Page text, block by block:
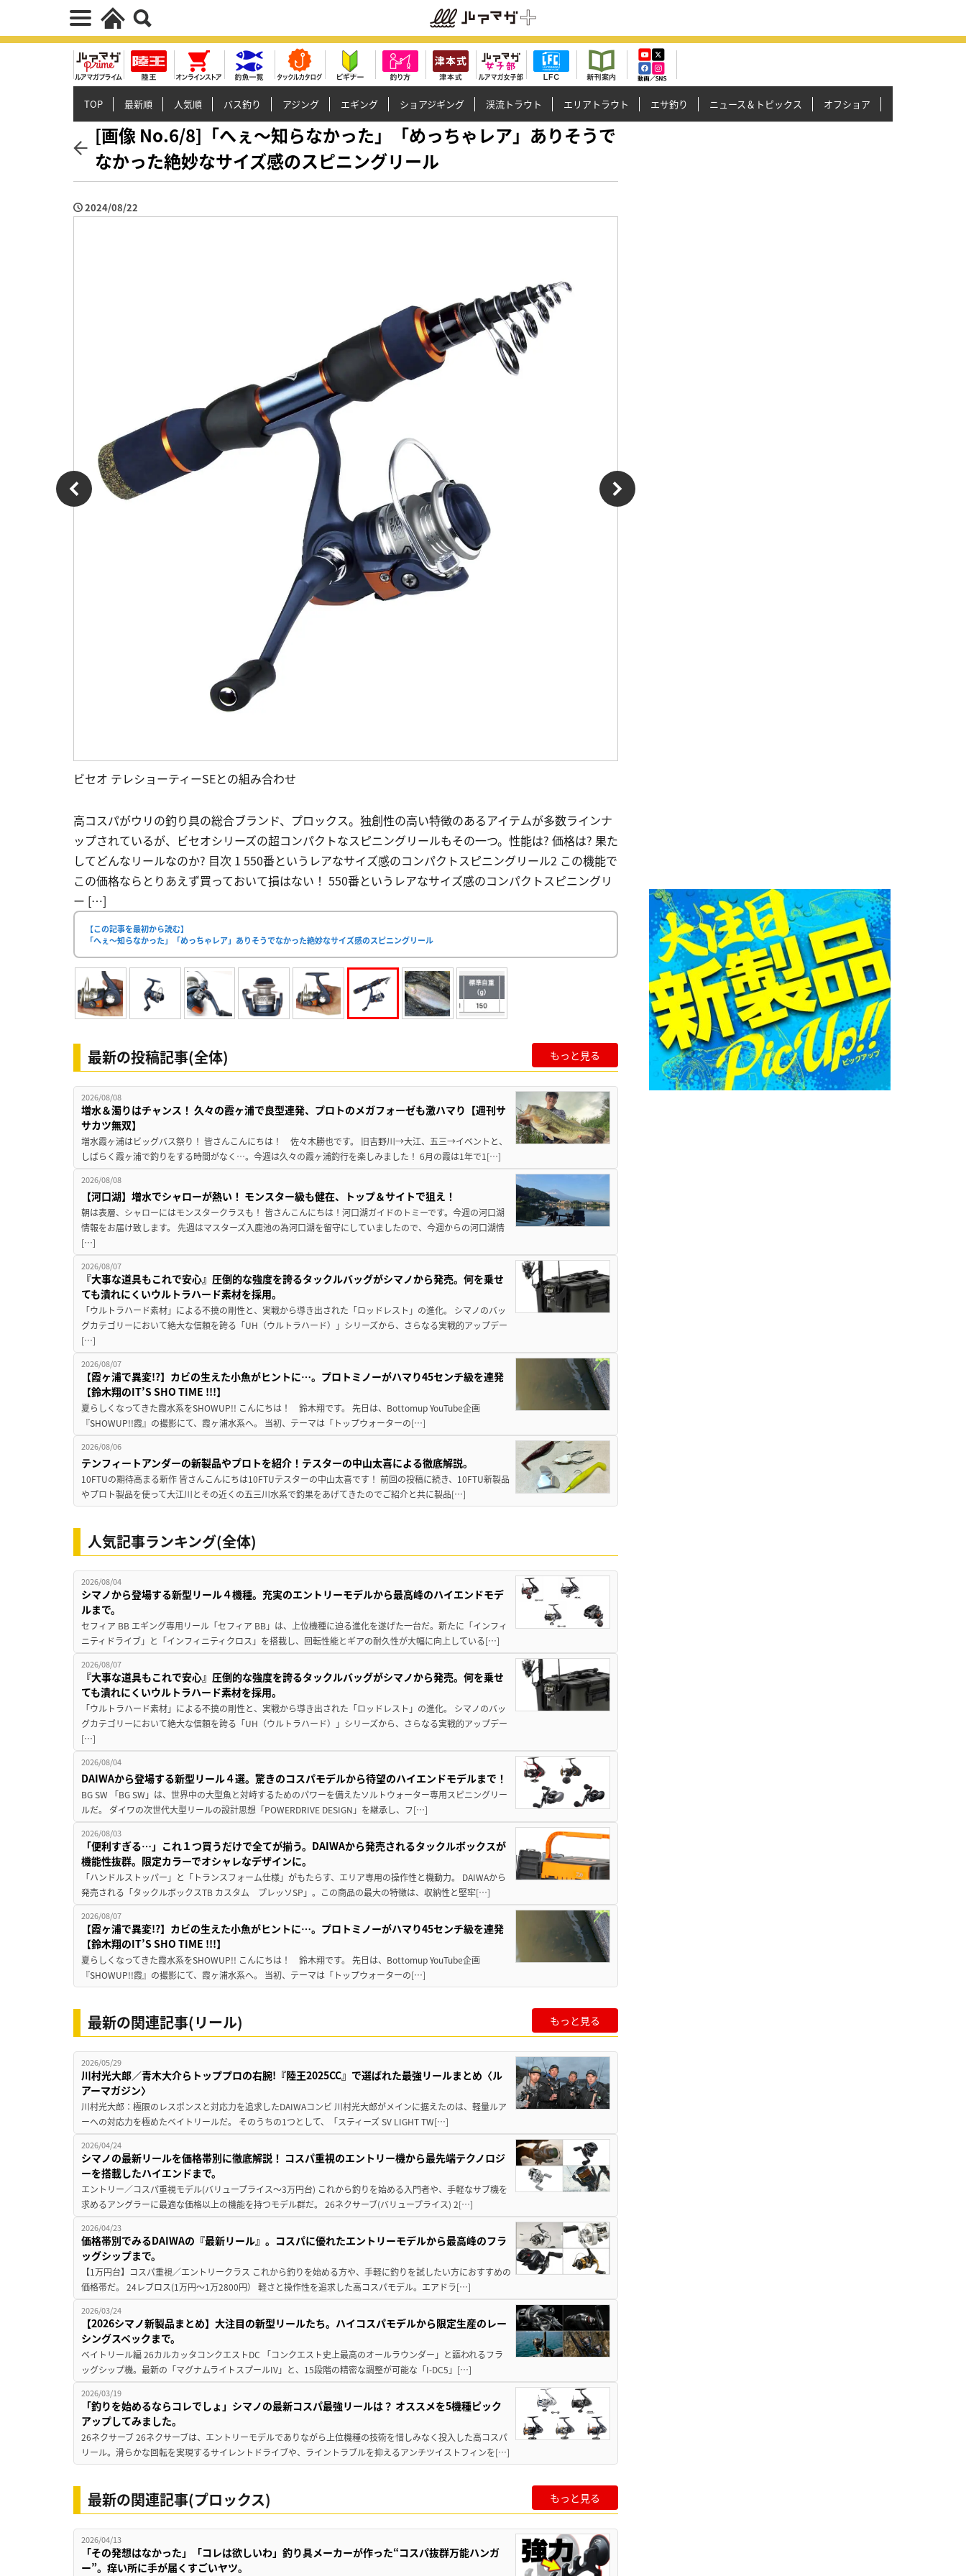
TOP 最新順 人気順 バス釣り アジング エギング ショアジギング 渓流トラウト エリアトラウト エサ釣り ニュース＆トピックス オフショア
[画像 No.6/8]「へぇ〜知らなかった」「めっちゃレア」ありそうで
なかった絶妙なサイズ感のスピニングリール
2024/08/22
ビセオ テレショーティーSEとの組み合わせ
高コスパがウリの釣り具の総合ブランド、プロックス。独創性の高い特徴のあるアイテムが多数ラインナ
ップされているが、ビセオシリーズの超コンパクトなスピニングリールもその一つ。性能は? 価格は? 果た
してどんなリールなのか? 目次 1 550番というレアなサイズ感のコンパクトスピニングリール2 この機能で
この価格ならとりあえず買っておいて損はない！ 550番というレアなサイズ感のコンパクトスピニングリ
ー […]
【この記事を最初から読む】
「へぇ〜知らなかった」「めっちゃレア」ありそうでなかった絶妙なサイズ感のスピニングリール
最新の投稿記事(全体) もっと見る
2026/08/08
増水＆濁りはチャンス！ 久々の霞ヶ浦で良型連発、プロトのメガフォーゼも激ハマり【週刊サ
サカツ無双】
増水霞ヶ浦はビッグバス祭り！ 皆さんこんにちは！ 佐々木勝也です。 旧吉野川→大江、五三→イベントと、
しばらく霞ヶ浦で釣りをする時間がなく…。今週は久々の霞ヶ浦釣行を楽しみました！ 6月の霞は1年で1[…]
2026/08/08
【河口湖】増水でシャローが熱い！ モンスター級も健在、トップ＆サイトで狙え！
朝は表層、シャローにはモンスタークラスも！ 皆さんこんにちは！河口湖ガイドのトミーです。今週の河口湖
情報をお届け致します。 先週はマスターズ入鹿池の為河口湖を留守にしていましたので、今週からの河口湖情
[…]
2026/08/07
『大事な道具もこれで安心』圧倒的な強度を誇るタックルバッグがシマノから発売。何を乗せ
ても潰れにくいウルトラハード素材を採用。
「ウルトラハード素材」による不撓の剛性と、実戦から導き出された「ロッドレスト」の進化。 シマノのバッ
グカテゴリーにおいて絶大な信頼を誇る「UH（ウルトラハード）」シリーズから、さらなる実戦的アップデー
[…]
2026/08/07
【霞ヶ浦で異変!?】カビの生えた小魚がヒントに…。プロトミノーがハマり45センチ級を連発
【鈴木翔のIT’S SHO TIME !!!】
夏らしくなってきた霞水系をSHOWUP!! こんにちは！ 鈴木翔です。 先日は、Bottomup YouTube企画
『SHOWUP!!霞』の撮影にて、霞ヶ浦水系へ。 当初、テーマは「トップウォーターの[…]
2026/08/06
テンフィートアンダーの新製品やプロトを紹介！テスターの中山太喜による徹底解説。
10FTUの期待高まる新作 皆さんこんにちは10FTUテスターの中山太喜です！ 前回の投稿に続き、10FTU新製品
やプロト製品を使って大江川とその近くの五三川水系で釣果をあげてきたのでご紹介と共に製品[…]
人気記事ランキング(全体)
2026/08/04
シマノから登場する新型リール４機種。充実のエントリーモデルから最高峰のハイエンドモデ
ルまで。
セフィア BB エギング専用リール「セフィア BB」は、上位機種に迫る進化を遂げた一台だ。新たに「インフィ
ニティドライブ」と「インフィニティクロス」を搭載し、回転性能とギアの耐久性が大幅に向上している[…]
2026/08/07
『大事な道具もこれで安心』圧倒的な強度を誇るタックルバッグがシマノから発売。何を乗せ
ても潰れにくいウルトラハード素材を採用。
「ウルトラハード素材」による不撓の剛性と、実戦から導き出された「ロッドレスト」の進化。 シマノのバッ
グカテゴリーにおいて絶大な信頼を誇る「UH（ウルトラハード）」シリーズから、さらなる実戦的アップデー
[…]
2026/08/04
DAIWAから登場する新型リール４選。驚きのコスパモデルから待望のハイエンドモデルまで！
BG SW 「BG SW」は、世界中の大型魚と対峙するためのパワーを備えたソルトウォーター専用スピニングリー
ルだ。 ダイワの次世代大型リールの設計思想「POWERDRIVE DESIGN」を継承し、フ[…]
2026/08/03
「便利すぎる…」これ１つ買うだけで全てが揃う。DAIWAから発売されるタックルボックスが
機能性抜群。限定カラーでオシャレなデザインに。
「ハンドルストッパー」と「トランスフォーム仕様」がもたらす、エリア専用の操作性と機動力。 DAIWAから
発売される「タックルボックスTB カスタム プレッソSP」。この商品の最大の特徴は、収納性と堅牢[…]
2026/08/07
【霞ヶ浦で異変!?】カビの生えた小魚がヒントに…。プロトミノーがハマり45センチ級を連発
【鈴木翔のIT’S SHO TIME !!!】
夏らしくなってきた霞水系をSHOWUP!! こんにちは！ 鈴木翔です。 先日は、Bottomup YouTube企画
『SHOWUP!!霞』の撮影にて、霞ヶ浦水系へ。 当初、テーマは「トップウォーターの[…]
最新の関連記事(リール) もっと見る
2026/05/29
川村光大郎／青木大介らトッププロの右腕!『陸王2025CC』で選ばれた最強リールまとめ〈ル
アーマガジン〉
川村光大郎：極限のレスポンスと対応力を追求したDAIWAコンビ 川村光大郎がメインに据えたのは、軽量ルア
ーへの対応力を極めたベイトリールだ。 そのうちの1つとして、「スティーズ SV LIGHT TW[…]
2026/04/24
シマノの最新リールを価格帯別に徹底解説！ コスパ重視のエントリー機から最先端テクノロジ
ーを搭載したハイエンドまで。
エントリー／コスパ重視モデル(バリュープライス〜3万円台) これから釣りを始める入門者や、手軽なサブ機を
求めるアングラーに最適な価格以上の機能を持つモデル群だ。 26ネクサーブ(バリュープライス) 2[…]
2026/04/23
価格帯別でみるDAIWAの『最新リール』。コスパに優れたエントリーモデルから最高峰のフラ
ッグシップまで。
【1万円台】コスパ重視／エントリークラス これから釣りを始める方や、手軽に釣りを試したい方におすすめの
価格帯だ。 24レブロス(1万円～1万2800円） 軽さと操作性を追求した高コスパモデル。エアドラ[…]
2026/03/24
【2026シマノ新製品まとめ】大注目の新型リールたち。ハイコスパモデルから限定生産のレー
シングスペックまで。
ベイトリール編 26カルカッタコンクエストDC 「コンクエスト史上最高のオールラウンダー」と謳われるフラ
ッグシップ機。最新の「マグナムライトスプールIV」と、15段階の精密な調整が可能な「I-DC5」[…]
2026/03/19
「釣りを始めるならコレでしょ」シマノの最新コスパ最強リールは？ オススメを5機種ピック
アップしてみました。
26ネクサーブ 26ネクサーブは、エントリーモデルでありながら上位機種の技術を惜しみなく投入した高コスパ
リール。滑らかな回転を実現するサイレントドライブや、ライントラブルを抑えるアンチツイストフィンを[…]
最新の関連記事(プロックス) もっと見る
2026/04/13
「その発想はなかった」「コレは欲しいわ」釣り具メーカーが作った“コスパ抜群万能ハンガ
ー”。痒い所に手が届くすごいヤツ。